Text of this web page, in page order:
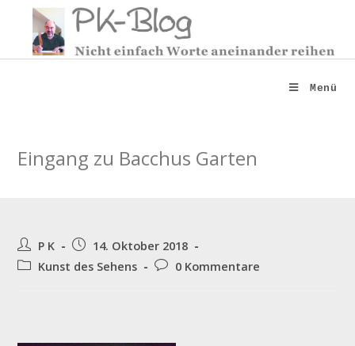
springen
Menü
Eingang zu Bacchus Garten
Beitrags-
Autor:
P K
Beitrag
veröffentlicht:
14. Oktober 2018
Beitrags-
Kunst des Sehens
Beitrags-
0 Kommentare